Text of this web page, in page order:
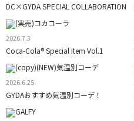
DC×GYDA SPECIAL COLLABORATION
2026.7.3
Coca-Cola® Special Item Vol.1
2026.6.25
GYDAおすすめ気温別コーデ！